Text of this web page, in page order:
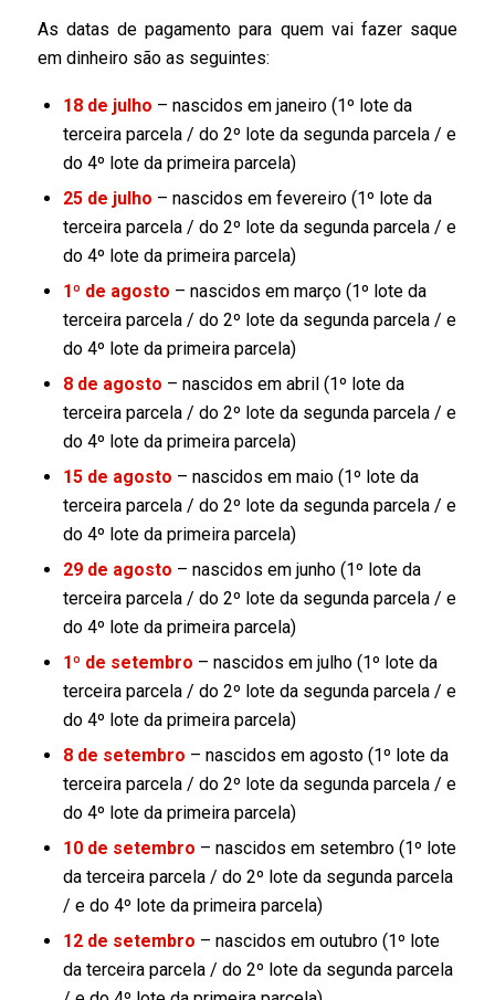
As datas de pagamento para quem vai fazer saque
em dinheiro são as seguintes:
18 de julho – nascidos em janeiro (1º lote da
terceira parcela / do 2º lote da segunda parcela / e
do 4º lote da primeira parcela)
25 de julho – nascidos em fevereiro (1º lote da
terceira parcela / do 2º lote da segunda parcela / e
do 4º lote da primeira parcela)
1º de agosto – nascidos em março (1º lote da
terceira parcela / do 2º lote da segunda parcela / e
do 4º lote da primeira parcela)
8 de agosto – nascidos em abril (1º lote da
terceira parcela / do 2º lote da segunda parcela / e
do 4º lote da primeira parcela)
15 de agosto – nascidos em maio (1º lote da
terceira parcela / do 2º lote da segunda parcela / e
do 4º lote da primeira parcela)
29 de agosto – nascidos em junho (1º lote da
terceira parcela / do 2º lote da segunda parcela / e
do 4º lote da primeira parcela)
1º de setembro – nascidos em julho (1º lote da
terceira parcela / do 2º lote da segunda parcela / e
do 4º lote da primeira parcela)
8 de setembro – nascidos em agosto (1º lote da
terceira parcela / do 2º lote da segunda parcela / e
do 4º lote da primeira parcela)
10 de setembro – nascidos em setembro (1º lote
da terceira parcela / do 2º lote da segunda parcela
/ e do 4º lote da primeira parcela)
12 de setembro – nascidos em outubro (1º lote
da terceira parcela / do 2º lote da segunda parcela